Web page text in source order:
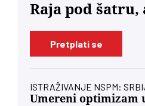
Raja pod šatru,
Pretplati se
ISTRAŽIVANJE NSPM:
Umereni optimizam